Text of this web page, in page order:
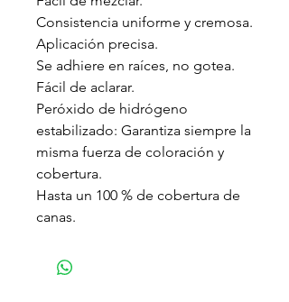
Consistencia uniforme y cremosa.
Aplicación precisa.
Se adhiere en raíces, no gotea.
Fácil de aclarar.
Peróxido de hidrógeno
estabilizado: Garantiza siempre la
misma fuerza de coloración y
cobertura.
Hasta un 100 % de cobertura de
canas.